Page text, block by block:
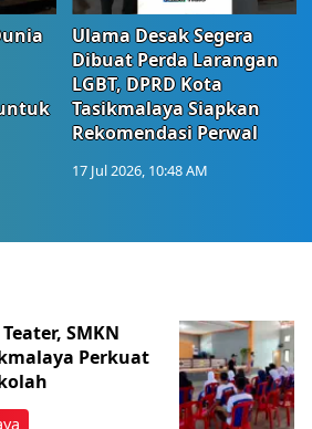
Ulama Desak Segera
Dibuat Perda Larangan
LGBT, DPRD Kota
Tasikmalaya Siapkan
Rekomendasi Perwal
17 Jul 2026, 10:48 AM
SMKN
Perkuat